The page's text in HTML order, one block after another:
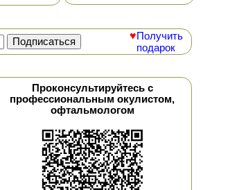
♥Получить
подарок
Проконсультируйтесь с
профессиональным окулистом,
офтальмологом